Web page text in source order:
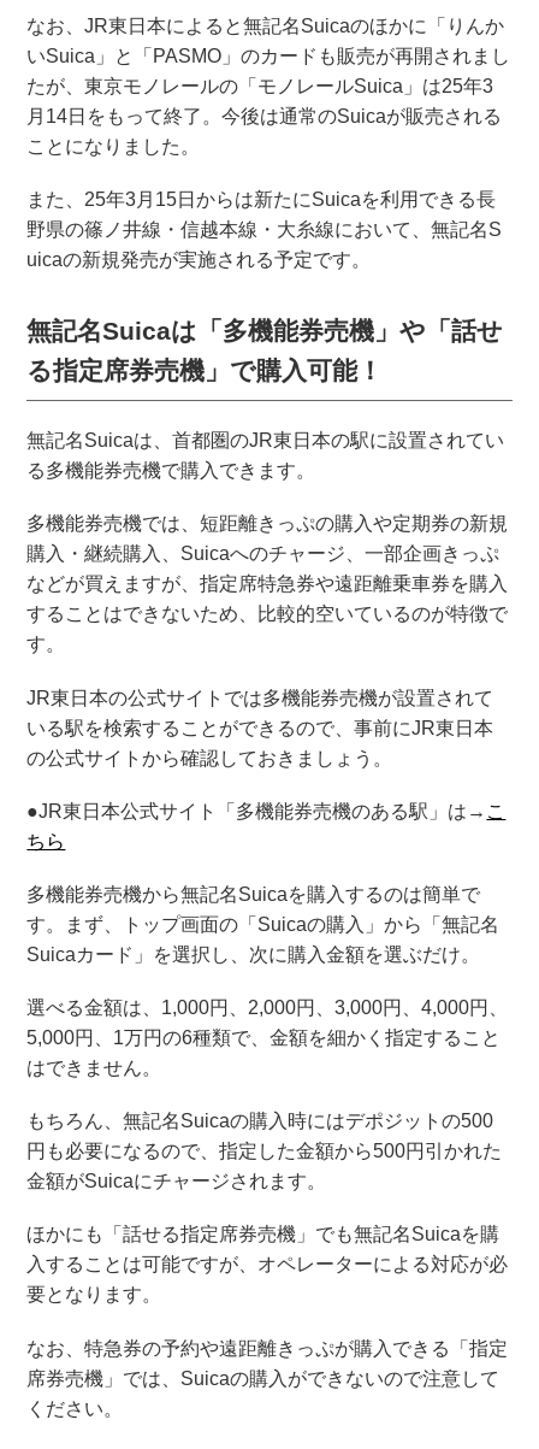
なお、JR東日本によると無記名Suicaのほかに「りんか
いSuica」と「PASMO」のカードも販売が再開されまし
たが、東京モノレールの「モノレールSuica」は25年3
月14日をもって終了。今後は通常のSuicaが販売される
ことになりました。
また、25年3月15日からは新たにSuicaを利用できる長
野県の篠ノ井線・信越本線・大糸線において、無記名S
uicaの新規発売が実施される予定です。
無記名Suicaは「多機能券売機」や「話せ
る指定席券売機」で購入可能！
無記名Suicaは、首都圏のJR東日本の駅に設置されてい
る多機能券売機で購入できます。
多機能券売機では、短距離きっぷの購入や定期券の新規
購入・継続購入、Suicaへのチャージ、一部企画きっぷ
などが買えますが、指定席特急券や遠距離乗車券を購入
することはできないため、比較的空いているのが特徴で
す。
JR東日本の公式サイトでは多機能券売機が設置されて
いる駅を検索することができるので、事前にJR東日本
の公式サイトから確認しておきましょう。
●JR東日本公式サイト「多機能券売機のある駅」は→ こ
ちら
多機能券売機から無記名Suicaを購入するのは簡単で
す。まず、トップ画面の「Suicaの購入」から「無記名
Suicaカード」を選択し、次に購入金額を選ぶだけ。
選べる金額は、1,000円、2,000円、3,000円、4,000円、
5,000円、1万円の6種類で、金額を細かく指定すること
はできません。
もちろん、無記名Suicaの購入時にはデポジットの500
円も必要になるので、指定した金額から500円引かれた
金額がSuicaにチャージされます。
ほかにも「話せる指定席券売機」でも無記名Suicaを購
入することは可能ですが、オペレーターによる対応が必
要となります。
なお、特急券の予約や遠距離きっぷが購入できる「指定
席券売機」では、Suicaの購入ができないので注意して
ください。